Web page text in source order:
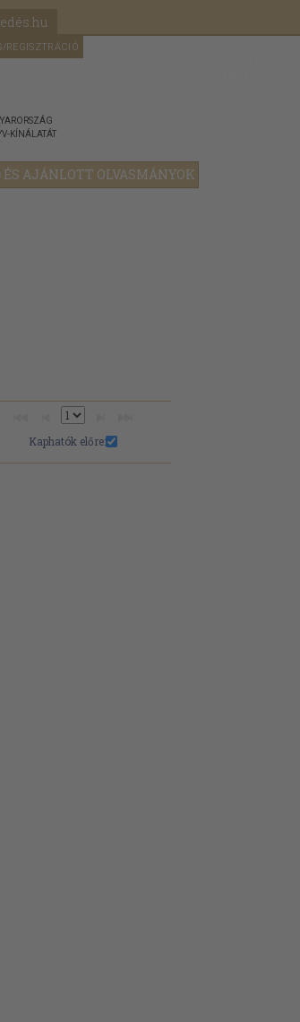
REGISZTRÁCIÓ
ÉS AJÁNLOTT OLVASMÁNYOK
KÍNÁLATÁT
Kaphatók előre: